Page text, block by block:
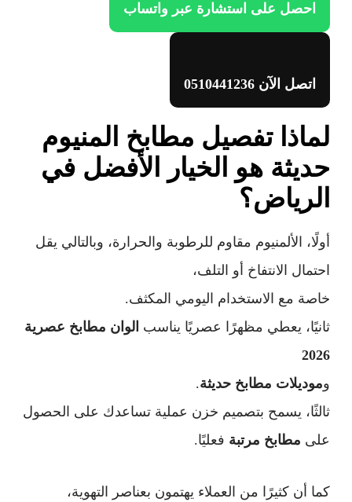
احصل على استشارة عبر واتساب
اتصل الآن 0510441236
لماذا تفصيل مطابخ المنيوم
حديثة هو الخيار الأفضل في
الرياض؟
أولًا، الألمنيوم مقاوم للرطوبة والحرارة، وبالتالي يقل
احتمال الانتفاخ أو التلف،
خاصة مع الاستخدام اليومي المكثف.
ثانيًا، يعطي مظهرًا عصريًا يناسب الوان مطابخ عصرية
2026
وموديلات مطابخ حديثة.
ثالثًا، يسمح بتصميم خزن عملية تساعدك على الحصول
على مطابخ مرتبة فعليًا.
كما أن كثيرًا من العملاء يهتمون بعناصر التهوية،